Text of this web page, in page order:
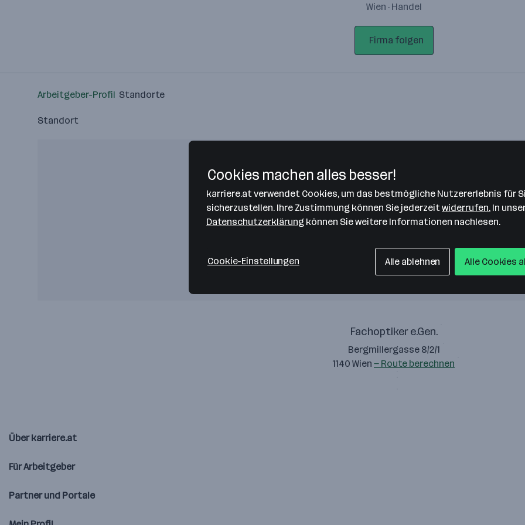
Wien · Handel
Firma folgen
Arbeitgeber-Profil Standorte
Standort
Bitte stimme unseren Cookie-
Richtlinien zu, um diese Karte
anzuzeigen.
Zustimmung geben
Fachoptiker e.Gen.
Bergmillergasse 8/2/1
1140 Wien — Route berechnen
Über karriere.at
Für Arbeitgeber
Partner und Portale
Cookies machen alles besser!
karriere.at verwendet Cookies, um das bestmögliche Nutzererlebnis für
sicherzustellen. Ihre Zustimmung können Sie jederzeit widerrufen. In
Datenschutzerklärung können Sie weitere Informationen nachlesen.
Cookie-Einstellungen Alle ablehnen Alle Cookies